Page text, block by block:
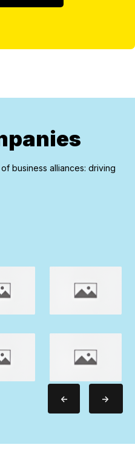
business alliances: driving
<- ->